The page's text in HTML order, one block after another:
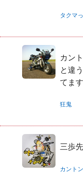
タクマ
カン
と違
てま
狂鬼
三歩
カントン